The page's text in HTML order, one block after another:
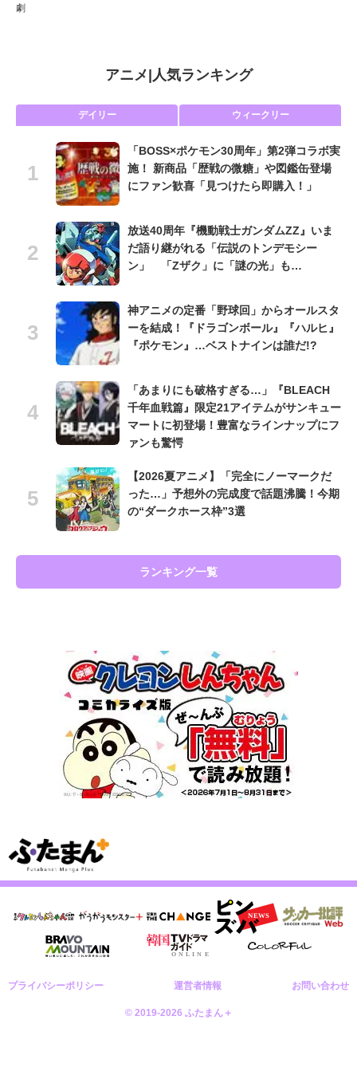
劇
アニメ 人気ランキング
デイリー ウィークリー
「BOSS×ポケモン30周年」第2弾コラボ実
施！ 新商品「歴戦の微糖」や図鑑缶登場
にファン歓喜「見つけたら即購入！」
放送40周年『機動戦士ガンダムZZ』いま
だ語り継がれる「伝説のトンデモシー
ン」 「Zザク」に「謎の光」も…
神アニメの定番「野球回」からオールスタ
ーを結成！『ドラゴンボール』『ハルヒ』
『ポケモン』…ベストナインは誰だ!?
「あまりにも破格すぎる…」『BLEACH
千年血戦篇』限定21アイテムがサンキュー
マートに初登場！豊富なラインナップにフ
ァンも驚愕
【2026夏アニメ】「完全にノーマークだ
った…」予想外の完成度で話題沸騰！今期
の“ダークホース枠”3選
ランキング一覧
プライバシーポリシー 運営者情報 お問い合わせ
© 2019-2026 ふたまん＋